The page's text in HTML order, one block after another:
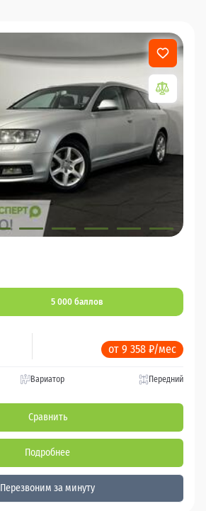
5 000 баллов
от 9 358 ₽/мес
Вариатор Передний
Сравнить
Подробнее
Перезвоним за минуту